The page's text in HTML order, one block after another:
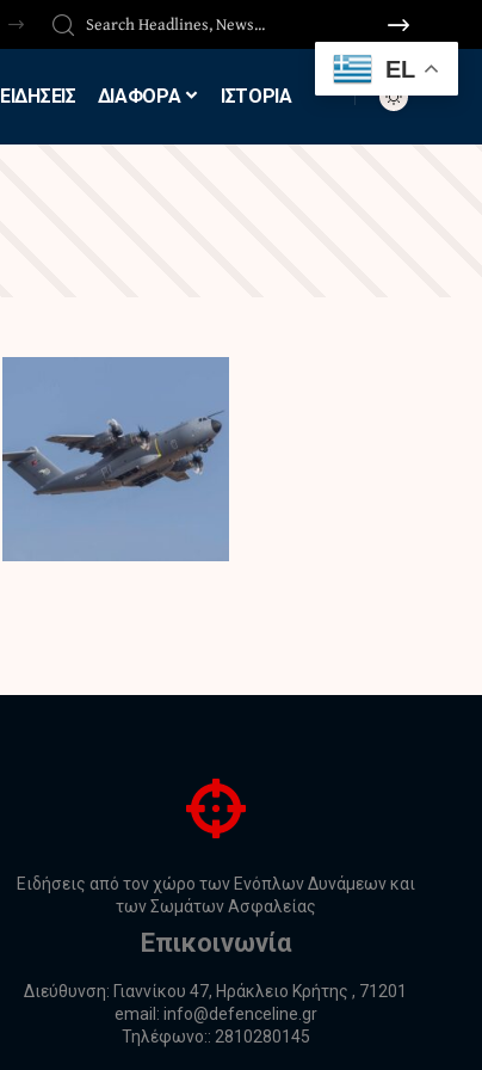
ΕΙΔΗΣΕΙΣ ΔΙΑΦΟΡΑ ΙΣΤΟΡΙΑ
Ειδήσεις από τον χώρο των Ενόπλων Δυνάμεων και
των Σωμάτων Ασφαλείας
Επικοινωνία
Διεύθυνση: Γιαννίκου 47, Ηράκλειο Κρήτης , 71201
email: info@defenceline.gr
Τηλέφωνο:: 2810280145
EL